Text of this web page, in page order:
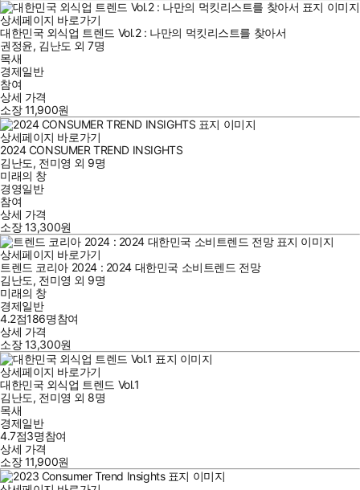
상세페이지 바로가기
대한민국 외식업 트렌드 Vol.2 : 나만의 먹킷리스트를 찾아서
권정윤, 김난도 외7명
목새
경제일반
참여
상세 가격
소장11,900원
상세페이지 바로가기
2024 CONSUMER TREND INSIGHTS
김난도, 전미영 외 9명
미래의 창
경영일반
참여
상세 가격
소장13,300원
상세페이지 바로가기
트렌드 코리아 2024 : 2024 대한민국 소비트렌드 전망
김난도, 전미영 외 9명
미래의 창
경제일반
4.2점186명참여
상세 가격
소장13,300원
상세페이지 바로가기
대한민국 외식업 트렌드 Vol.1
김난도, 전미영 외 8명
목새
경제일반
4.7점3명참여
상세 가격
소장11,900원